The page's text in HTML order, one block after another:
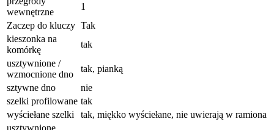
wewnętrzne
1
Zaczep do kluczy Tak
kieszonka na
komórkę
tak
usztywnione /
wzmocnione dno
tak, pianką
sztywne dno
nie
szelki profilowane tak
wyściełane szelki
tak, miękko wyściełane, nie uwierają w ramiona